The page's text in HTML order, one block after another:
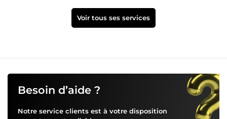
Voir tous ses services
Besoin d’aide ?
Notre service clients est à votre disposition